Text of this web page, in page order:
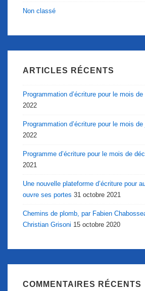
Non classé
ARTICLES RÉCENTS
Programmation d’écriture pour le mois
2022
Programmation d’écriture pour le mois
2022
Programme d’écriture pour le mois de
2021
Une nouvelle plateforme d’écriture pour
ouvre ses portes 31 octobre 2021
Chemins de plomb, par Fabien
Christian Grisoni 15 octobre 2020
COMMENTAIRES RÉCENTS